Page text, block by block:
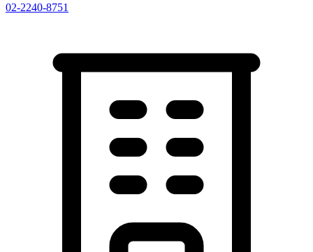
02-2240-8751